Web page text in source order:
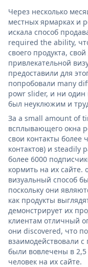
Через несколько
местных ярмарках и
искала способ
required the ability,
своего продукта,
привлекательной
предоставили для
попробовали many
powr slider, и ни один
был неуклюжим и
За a small amount of
всплывающего окна
свои контакты более
контактов) и steadily
более 6000
кормить на их
визуальный способ
поскольку они
как продукты
демонстрирует их
клиентам отличный
они discovered, что
взаимодействовали
были вовлечены в
человек на их сайте.